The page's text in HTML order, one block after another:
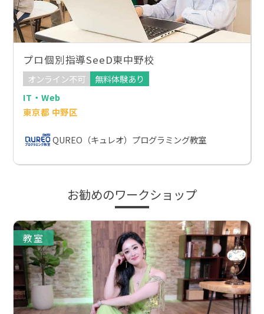
プロ個別指導SeeD東中野校
オンライン不可
無料体験あり
IT・Web
東京都 中野区
QUREO（キュレオ）プログラミング教室
お勧めのワークショップ
教室